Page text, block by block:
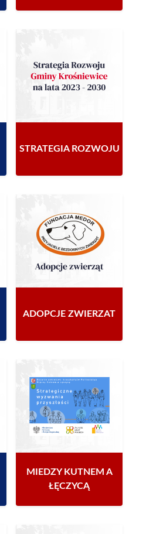
STRATEGIA ROZWOJU
ADOPCJE ZWIERZAT
MIEDZY KUTNEM A
ŁĘCZYCĄ